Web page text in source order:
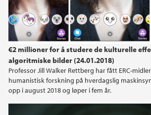
€2 millioner for å studere de kulturelle
algoritmiske bilder (24.01.2018)
Professor Jill Walker Rettberg har fått ERC-
humanistisk forskning på hverdagslig
opp i august 2018 og løper i fem år.